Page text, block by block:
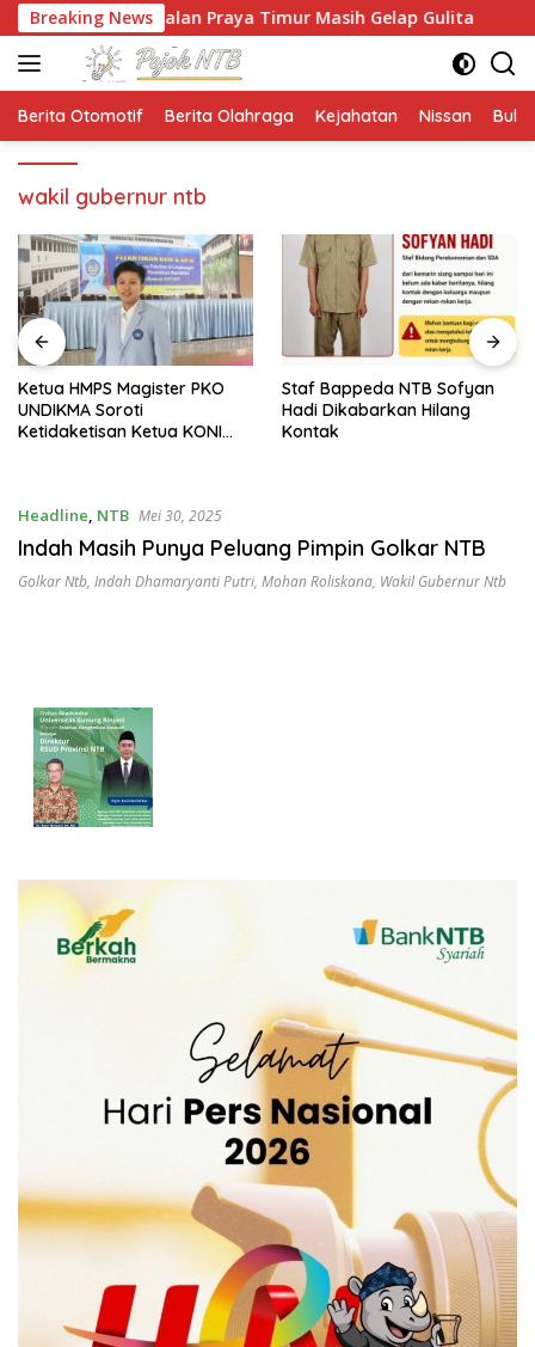
Langsung
ke
konten
Breaking News
Jalan Praya Timur Masih Gelap Gulita Ketua
Berita Otomotif Berita Olahraga Kejahatan Nissan
wakil gubernur ntb
Ketua HMPS Magister PKO
UNDIKMA Soroti
Ketidaketisan Ketua KONI
Staf Bappeda NTB Sofyan
Hadi Dikabarkan Hilang
Kontak
Headline, NTB Mei 30, 2025
Indah Masih Punya Peluang Pimpin Golkar NTB
Golkar Ntb, Indah Dhamaryanti Putri, Mohan Roliskana, Wakil Gubernur Ntb